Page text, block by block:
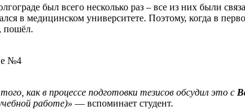
был всего несколько раз – все из них были
в медицинском университете. Поэтому, когда в
пошёл.
как в процессе подготовки тезисов обсудил это с
работе)» — вспоминает студент.